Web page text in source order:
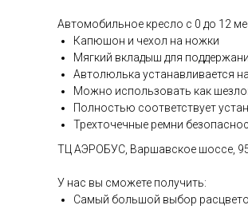
Автомобильное кресло с 0 до 12
Капюшон и чехол на ножки
Мягкий вкладыш для
Автолюлька устанавливается
Можно использовать как
Полностью соответствует
Трехточечные ремни
ТЦ АЭРОБУС, Варшавское шоссе,
У нас вы сможете получить:
Самый большой выбор